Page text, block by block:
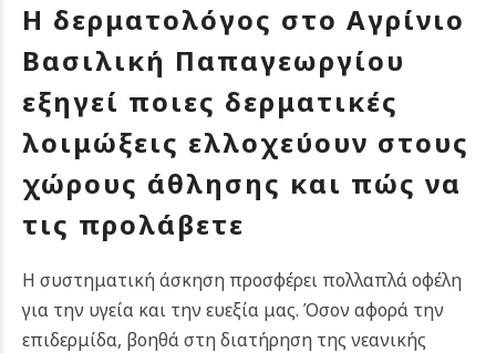
Η δερματολόγος στο Αγρίνιο
Βασιλική Παπαγεωργίου
εξηγεί ποιες δερματικές
λοιμώξεις ελλοχεύουν στους
χώρους άθλησης και πώς να
τις προλάβετε
Η συστηματική άσκηση προσφέρει πολλαπλά οφέλη
για την υγεία και την ευεξία μας. Όσον αφορά την
επιδερμίδα, βοηθά στη διατήρηση της νεανικής